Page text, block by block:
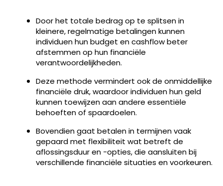
Door het totale bedrag op te splitsen in
kleinere, regelmatige betalingen kunnen
individuen hun budget en cashflow beter
afstemmen op hun financiële
verantwoordelijkheden.
Deze methode vermindert ook de onmiddellijke
financiële druk, waardoor individuen hun geld
kunnen toewijzen aan andere essentiële
behoeften of spaardoelen.
Bovendien gaat betalen in termijnen vaak
gepaard met flexibiliteit wat betreft de
aflossingsduur en -opties, die aansluiten bij
verschillende financiële situaties en voorkeuren.